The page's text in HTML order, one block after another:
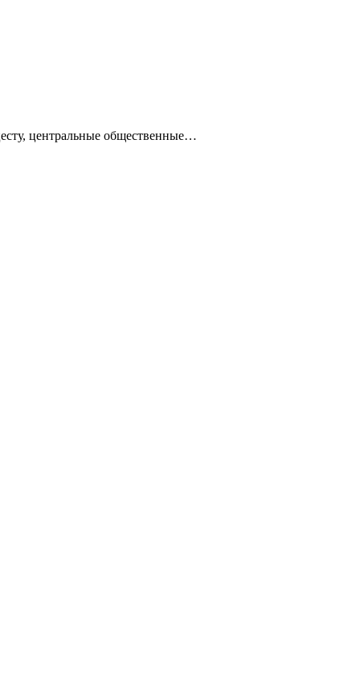
центральные общественные…